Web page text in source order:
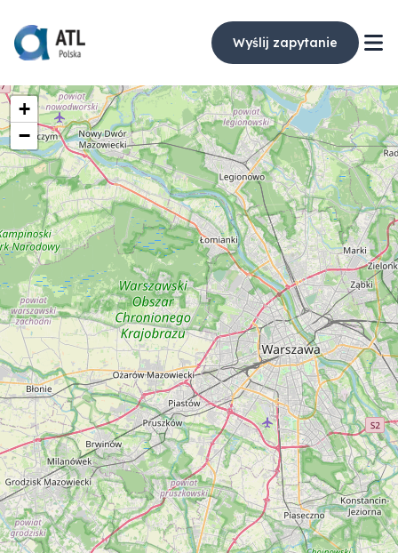
Wyślij zapytanie
+
−